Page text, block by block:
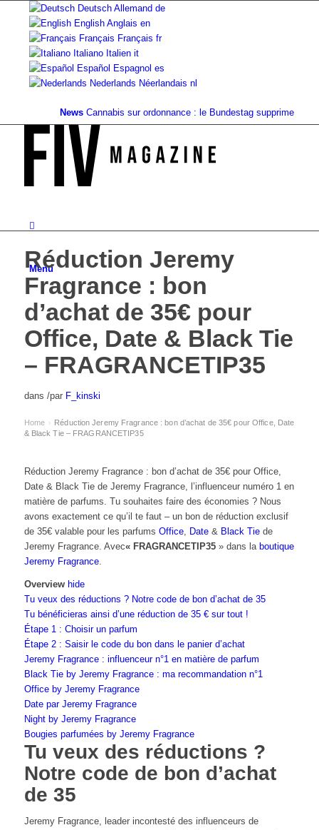
Deutsch Allemand de
English Anglais en
Français Français fr
Italiano Italien it
Español Espagnol es
Nederlands Néerlandais nl
News Cannabis sur ordonnance : le Bundestag supprime...Valeur
Menu
Réduction Jeremy
Fragrance : bon
d’achat de 35€ pour
Office, Date & Black Tie
– FRAGRANCETIP35
dans /par F_kinski
Home › Réduction Jeremy Fragrance : bon d’achat de 35€ pour Office, Date
& Black Tie – FRAGRANCETIP35
Réduction Jeremy Fragrance : bon d’achat de 35€ pour Office,
Date & Black Tie de Jeremy Fragrance, l’influenceur numéro 1 en
matière de parfums. Tu souhaites faire des économies ? Nous
avons exactement ce qu’il te faut – un bon de réduction exclusif
de 35€ valable pour les parfums Office, Date& Black Tiede
Jeremy Fragrance. Avec« FRAGRANCETIP35» dans la boutique
Jeremy Fragrance.
Overview hide
Tu veux des réductions ? Notre code de bon d’achat de 35
Tu bénéficieras ainsi d’une réduction de 35 € sur tout !
Étape 1 : Choisir un parfum
Étape 2 : Saisir le code du bon dans le panier d’achat
Jeremy Fragrance : influenceur n°1 en matière de parfum
Black Tie by Jeremy Fragrance : ma recommandation n°1
Office by Jeremy Fragrance
Date par Jeremy Fragrance
Night by Jeremy Fragrance
Bougies parfumées by Jeremy Fragrance
Tu veux des réductions ?
Notre code de bon d’achat
de 35
Jeremy Fragrance, leader incontesté des influenceurs de